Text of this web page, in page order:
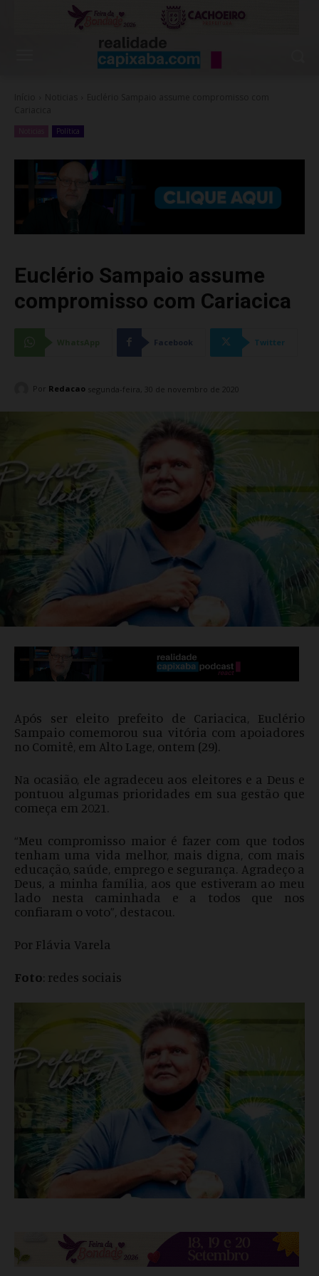
Política
Euclério Sampaio assume
compromisso com Cariacica
Facebook Twitter
Por Redacao segunda-feira, 30 de novembro de 2020
Após ser eleito prefeito de Cariacica, Euclério
Sampaio comemorou sua vitória com apoiadores
no Comitê, em Alto Lage, ontem (29).
Na ocasião, ele agradeceu aos eleitores e a Deus e
pontuou algumas prioridades em sua gestão que
começa em 2021.
“Meu compromisso maior é fazer com que todos
tenham uma vida melhor, mais digna, com mais
educação, saúde, emprego e segurança. Agradeço a
Deus, a minha família, aos que estiveram ao meu
lado nesta caminhada e a todos que nos
confiaram o voto”, destacou.
Por Flávia Varela
Foto: redes sociais